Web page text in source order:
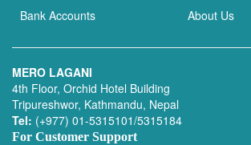
Bank Accounts About Us
MERO LAGANI
4th Floor, Orchid Hotel Building
Tripureshwor, Kathmandu, Nepal
Tel: (+977) 01-5315101/5315184
For Customer Support